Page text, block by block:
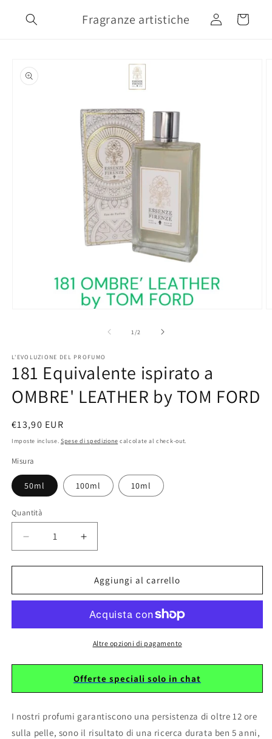
direttamente
ai contenuti
Fragranze artistiche Accedi Carrello
informazioni
sul prodotto
finestra
modale
1 /su2
L'EVOLUZIONE DEL PROFUMO
181 Equivalente ispirato a
OMBRE' LEATHER by TOM FORD
Prezzo
di
€13,90 EUR
Imposte incluse. Spese di spedizione calcolate al check-out.
Misura
50ml 100ml 10ml
Quantità
Diminuisci
quantità
per
Equivalente
OMBRE&#39;
Aumenta
quantità
per
181
Equivalente
OMBRE&#39;
LEATHER
FORD
Aggiungi al carrello
Altre opzioni di pagamento
Offerte speciali solo in chat
I nostri profumi garantiscono una persistenza di oltre 12 ore
sulla pelle, sono il risultato di una ricerca durata ben 5 anni,